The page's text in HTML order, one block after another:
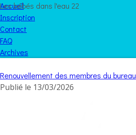
Les bébés dans l'eau 22
Accueil
Inscription
Contact
FAQ
Archives
Renouvellement des membres du bureau
Publié le 13/03/2026